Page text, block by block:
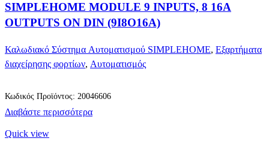
SIMPLEHOME MODULE 9 INPUTS, 8 16A
OUTPUTS ON DIN (9I8O16A)
Καλωδιακό Σύστημα Αυτοματισμού SIMPLEHOME, Εξαρτήματα
διαχείρησης φορτίων, Αυτοματισμός
Διαβάστε περισσότερα
Κωδικός Προϊόντος: 20046606
Quick view